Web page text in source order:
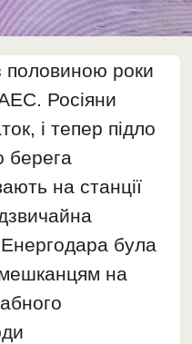
половиною роки
Росіяни
і тепер підло
берега
на станції
була
на